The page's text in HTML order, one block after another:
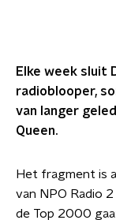
Elke week sluit
radioblooper,
van langer
Queen.
Het fragment is
van NPO Radio
de Top 2000